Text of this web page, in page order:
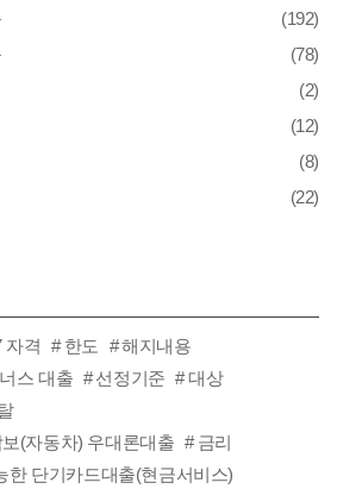
(192)
(78)
(2)
(12)
(8)
(22)
자격 한도
해지내용
스 대출
선정기준
대상
(자동차) 우대론대출
금리
한 단기카드대출(현금서비스)